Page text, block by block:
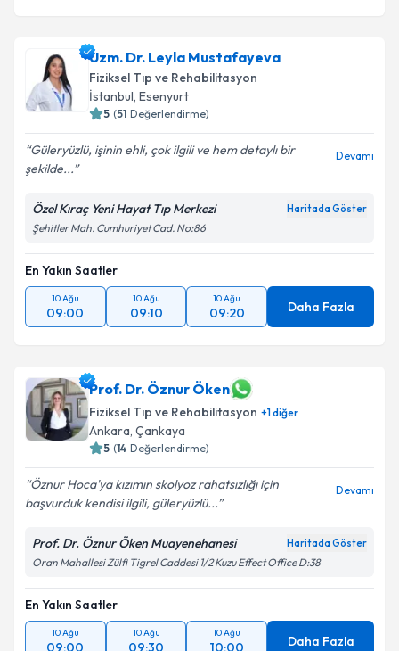
Uzm. Dr. Leyla Mustafayeva
Fiziksel Tıp ve Rehabilitasyon
İstanbul, Esenyurt
5 (51 Değerlendirme)
Güleryüzlü, işinin ehli, çok ilgili ve hem detaylı bir
şekilde...
Devamı
Özel Kıraç Yeni Hayat Tıp Merkezi Haritada Göster
Şehitler Mah. Cumhuriyet Cad. No:86
En Yakın Saatler
10 Ağu
09:00
10 Ağu
09:10
10 Ağu
09:20 Daha Fazla
Prof. Dr. Öznur Öken
Fiziksel Tıp ve Rehabilitasyon +1diğer
Ankara, Çankaya
5 (14 Değerlendirme)
Öznur Hoca'ya kızımın skolyoz rahatsızlığı için
başvurduk kendisi ilgili, güleryüzlü...
Devamı
Prof. Dr. Öznur Öken Muayenehanesi Haritada Göster
Oran Mahallesi Zülfi Tigrel Caddesi 1/2 Kuzu Effect Office D:38
En Yakın Saatler
10 Ağu
09:00
10 Ağu
09:30
10 Ağu
10:00 Daha Fazla